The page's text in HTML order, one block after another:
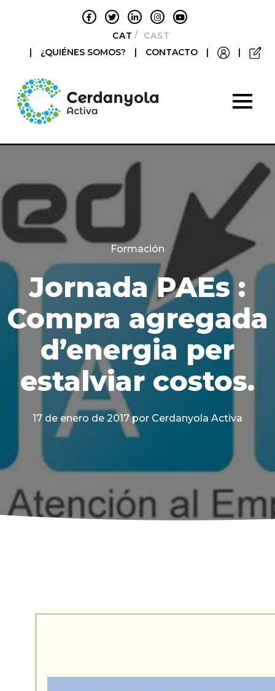
CATALÀCASTELLANO
|
¿QUIÉNES SOMOS? | CONTACTO | |
Categories
Formación
Jornada PAEs :
Compra agregada
d’energia per
estalviar costos.
17 de enero de 2017 por Cerdanyola Activa